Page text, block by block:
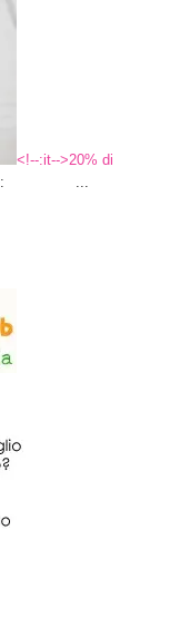
<!--:it-->20% di
: ...